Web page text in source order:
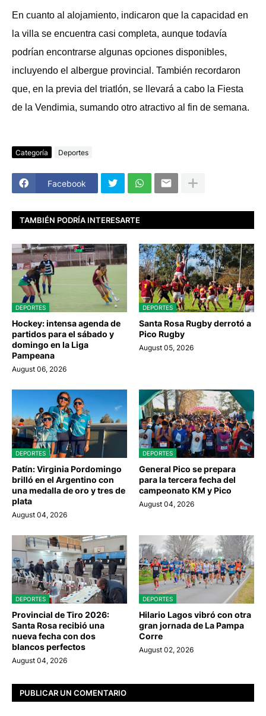
En cuanto al alojamiento, indicaron que la capacidad en
la villa se encuentra casi completa, aunque todavía
podrían encontrarse algunas opciones disponibles,
incluyendo el albergue provincial. También recordaron
que, en la previa del triatlón, se llevará a cabo la Fiesta
de la Vendimia, sumando otro atractivo al fin de semana.
Categoría Deportes
Facebook
TAMBIÉN PODRÍA INTERESARTE
DEPORTES
Hockey: intensa agenda de
partidos para el sábado y
domingo en la Liga
Pampeana
August 06, 2026
DEPORTES
Santa Rosa Rugby derrotó a
Pico Rugby
August 05, 2026
DEPORTES
Patín: Virginia Pordomingo
brilló en el Argentino con
una medalla de oro y tres de
plata
August 04, 2026
DEPORTES
General Pico se prepara
para la tercera fecha del
campeonato KM y Pico
August 04, 2026
DEPORTES
Provincial de Tiro 2026:
Santa Rosa recibió una
nueva fecha con dos
blancos perfectos
August 04, 2026
DEPORTES
Hilario Lagos vibró con otra
gran jornada de La Pampa
Corre
August 02, 2026
PUBLICAR UN COMENTARIO